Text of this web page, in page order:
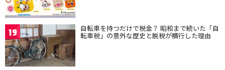
19 自転車を持つだけで税金？ 昭和まで続いた「自
転車税」の意外な歴史と脱税が横行した理由